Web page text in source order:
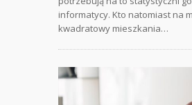
informatycy. Kto natomiast na
kwadratowy mieszkania…